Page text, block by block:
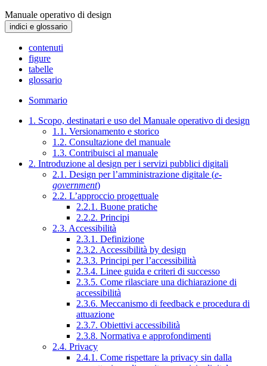
Manuale operativo di design
indici e glossario
contenuti
figure
tabelle
glossario
Sommario
1. Scopo, destinatari e uso del Manuale operativo di design
1.1. Versionamento e storico
1.2. Consultazione del manuale
1.3. Contribuisci al manuale
2. Introduzione al design per i servizi pubblici digitali
2.1. Design per l’amministrazione digitale (e-
government)
2.2. L’approccio progettuale
2.2.1. Buone pratiche
2.2.2. Principi
2.3. Accessibilità
2.3.1. Definizione
2.3.2. Accessibilità by design
2.3.3. Principi per l’accessibilità
2.3.4. Linee guida e criteri di successo
2.3.5. Come rilasciare una dichiarazione di
accessibilità
2.3.6. Meccanismo di feedback e procedura di
attuazione
2.3.7. Obiettivi accessibilità
2.3.8. Normativa e approfondimenti
2.4. Privacy
2.4.1. Come rispettare la privacy sin dalla